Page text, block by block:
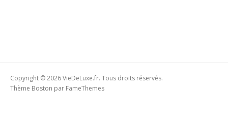
Copyright © 2026 VieDeLuxe.fr. Tous droits réservés.
Thème Boston par FameThemes